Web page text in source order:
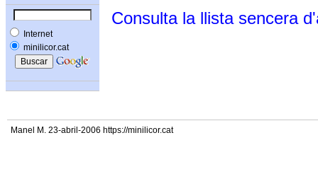
Internet
minilicor.cat
Consulta la llista sencera
Manel M. 23-abril-2006 https://minilicor.cat